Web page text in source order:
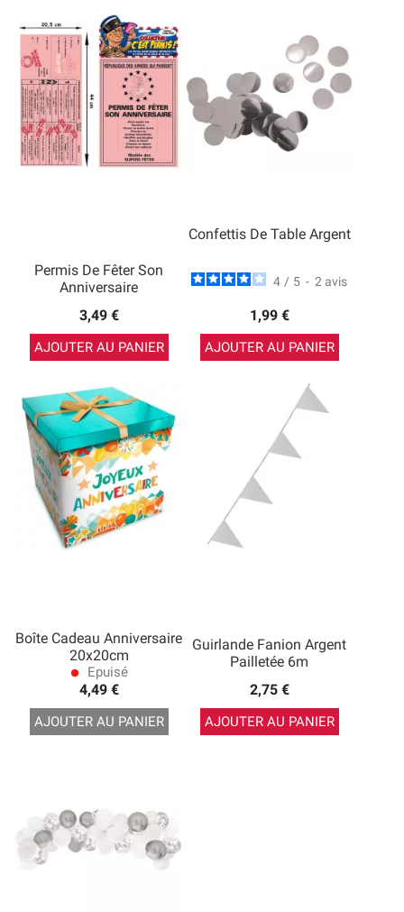
Permis De Fêter Son
Anniversaire
3,49 €
AJOUTER AU PANIER
Confettis De Table Argent
4 / 5 - 2 avis
1,99 €
AJOUTER AU PANIER
Boîte Cadeau Anniversaire
20x20cm
lens Epuisé
4,49 €
AJOUTER AU PANIER
Guirlande Fanion Argent
Pailletée 6m
2,75 €
AJOUTER AU PANIER